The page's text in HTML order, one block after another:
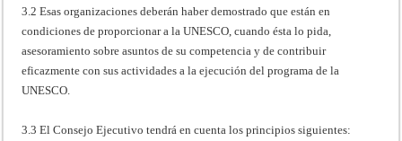
3.2 Esas organizaciones deberán haber demostrado que están en
condiciones de proporcionar a la UNESCO, cuando ésta lo pida,
asesoramiento sobre asuntos de su competencia y de contribuir
eficazmente con sus actividades a la ejecución del programa de la
UNESCO.
3.3 El Consejo Ejecutivo tendrá en cuenta los principios siguientes: